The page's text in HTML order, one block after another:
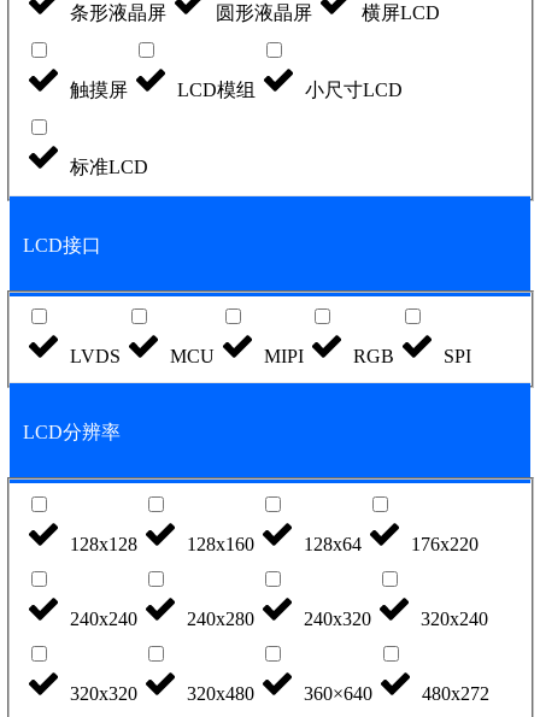
条形液晶屏 圆形液晶屏 横屏LCD
触摸屏 LCD模组 小尺寸LCD
标准LCD
LCD接口
LVDS MCU MIPI RGB SPI
LCD分辨率
128x128 128x160 128x64 176x220
240x240 240x280 240x320 320x240
320x320 320x480 360×640 480x272